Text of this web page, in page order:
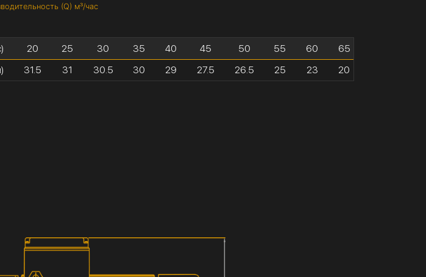
(Q) м³/час
20
31.5
25
31
30
30.5
35
30
40
29
45
27.5
50
26.5
55
25
60
23
65
20